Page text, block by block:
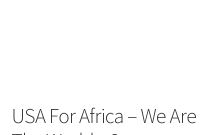
Blog
USA For Africa ‎– We Are